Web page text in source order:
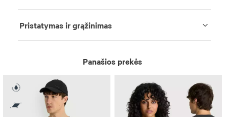
Pristatymas ir grąžinimas
Panašios prekės